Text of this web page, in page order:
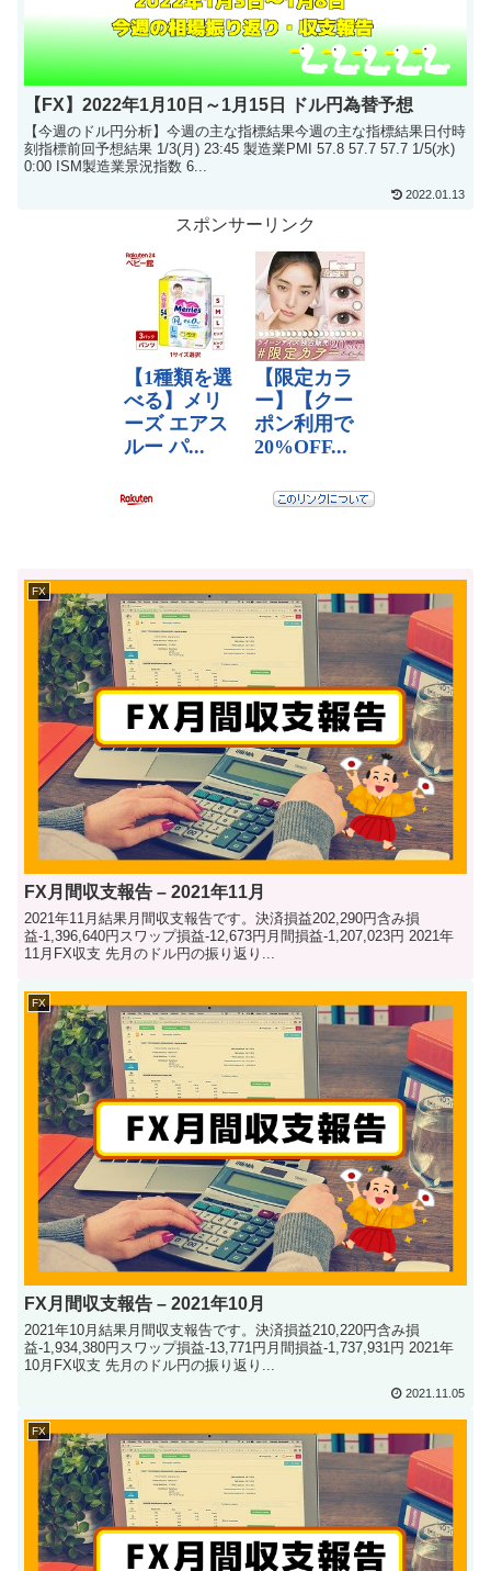
【FX】2022年1月10日～1月15日 ドル円為替予想
【今週のドル円分析】今週の主な指標結果今週の主な指標結果日付時
刻指標前回予想結果 1/3(月) 23:45 製造業PMI 57.8 57.7 57.7 1/5(水)
0:00 ISM製造業景況指数 6...
2022.01.13
スポンサーリンク
FX
FX月間収支報告 – 2021年11月
2021年11月結果月間収支報告です。決済損益202,290円含み損
益-1,396,640円スワップ損益-12,673円月間損益-1,207,023円 2021年
11月FX収支 先月のドル円の振り返り...
FX
FX月間収支報告 – 2021年10月
2021年10月結果月間収支報告です。決済損益210,220円含み損
益-1,934,380円スワップ損益-13,771円月間損益-1,737,931円 2021年
10月FX収支 先月のドル円の振り返り...
2021.11.05
FX